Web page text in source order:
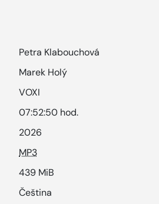
Petra Klabouchová
Marek Holý
VOXI
07:52:50 hod.
2026
MP3
439 MiB
Čeština